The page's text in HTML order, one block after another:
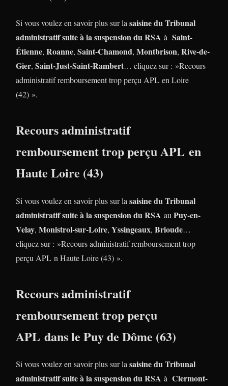
Si vous voulez en savoir plus sur la saisine du Tribunal
administratif suite à la suspension du RSA à Saint-
Étienne, Roanne, Saint-Chamond, Montbrison, Rive-de-
Gier, Saint-Just-Saint-Rambert… cliquez sur : »Recours
administratif remboursement trop perçu APL en Loire
(42) ».
Recours administratif
remboursement trop perçu APL en
Haute Loire (43)
Si vous voulez en savoir plus sur la saisine du Tribunal
administratif suite à la suspension du RSA au Puy-en-
Velay, Monistrol-sur-Loire, Yssingeaux, Brioude…
cliquez sur : »Recours administratif remboursement trop
perçu APL n Haute Loire (43) ».
Recours administratif
remboursement trop perçu
APL dans le Puy de Dôme (63)
Si vous voulez en savoir plus sur lasaisine du Tribunal
administratif suite à la suspension du RSA à Clermont-